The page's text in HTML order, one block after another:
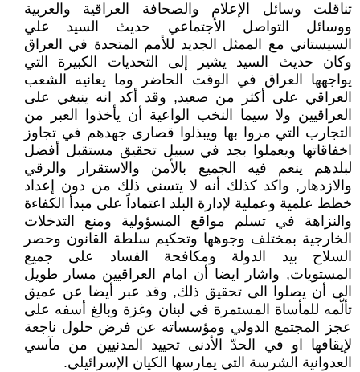
تناقلت وسائل الإعلام والصحافة العراقية والعربية
ووسائل التواصل الأجتماعي حديث السيد علي
السيستاني مع الممثل الجديد للأمم المتحدة في العراق
وكان حديث السيد يشير إلى التحديات الكبيرة التي
يواجهها العراق في الوقت الحاضر وما يعانيه الشعب
العراقي على أكثر من صعيد, وقد أكد انه ينبغي على
العراقيين ولا سيما النخب الواعية أن يأخذوا العبر من
التجارب التي مروا بها ويبذلوا قصارى جهدهم في تجاوز
اخفاقاتها ويعملوا بجد في سبيل تحقيق مستقبل أفضل
لبلدهم ينعم فيه الجميع بالأمن والاستقرار والرقي
والازدهار, واكد كذلك أنه لا يتسنى ذلك من دون إعداد
خطط علمية وعملية لإدارة البلد اعتماداً على مبدأ الكفاءة
والنزاهة في تسلم مواقع المسؤولية ومنع التدخلات
الخارجية بمختلف وجوهها وتحكيم سلطة القانون وحصر
السلاح بيد الدولة ومكافحة الفساد على جميع
المستويات, واشار ايضا أن امام العراقيين مسار طويل
الى أن يصلوا الى تحقيق ذلك, وقد عبر أيضا عن عميق
تألّمه للمأساة المستمرة في لبنان وغزة وبالغ أسفه على
عجز المجتمع الدولي ومؤسساته عن فرض حلول ناجعة
لإيقافها او في الحدّ الأدنى تحييد المدنيين من مآسي
العدوانية الشرسة التي يمارسها الكيان الإسرائيلي.